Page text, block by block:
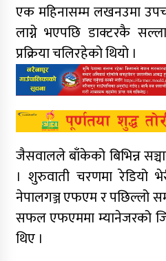
एक महिनासम्म लखनउमा
लाग्ने भएपछि डाक्टरकै
प्रक्रिया चलिरहेको थियो ।
जैसवालले बाँकेको बिभिन्न
। शुरुवाती चरणमा रेडियो
नेपालगञ्ज एफएम र पछिल्लो
सफल एफएममा म्यानेजरको
थिए ।